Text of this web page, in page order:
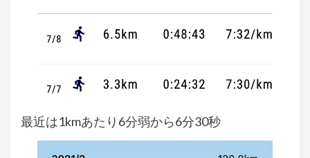
最近は1kmあたり6分弱から6分30秒